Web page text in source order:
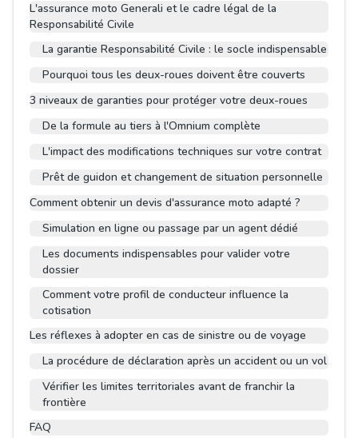
L'assurance moto Generali et le cadre légal de la
Responsabilité Civile
La garantie Responsabilité Civile : le socle indispensable
Pourquoi tous les deux-roues doivent être couverts
3 niveaux de garanties pour protéger votre deux-roues
De la formule au tiers à l'Omnium complète
L'impact des modifications techniques sur votre contrat
Prêt de guidon et changement de situation personnelle
Comment obtenir un devis d'assurance moto adapté ?
Simulation en ligne ou passage par un agent dédié
Les documents indispensables pour valider votre
dossier
Comment votre profil de conducteur influence la
cotisation
Les réflexes à adopter en cas de sinistre ou de voyage
La procédure de déclaration après un accident ou un vol
Vérifier les limites territoriales avant de franchir la
frontière
FAQ